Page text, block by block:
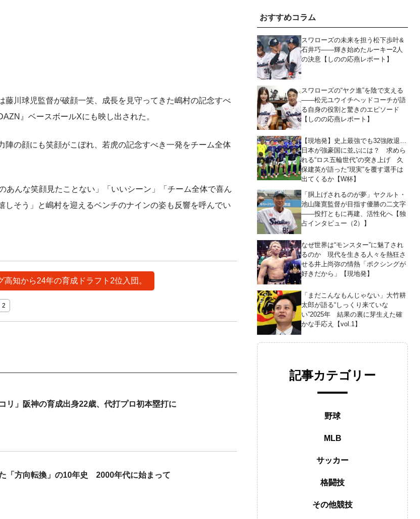
川球児監督が破顔一笑、成長を見守ってきた嶋村の記念すべ
』ベースボールXにも映し出された。
の顔にも笑顔がこぼれ、若虎の記念すべき一発をチーム全体
んな笑顔見たことない」「いいシーン」「チーム全体で喜ん
そう」と嶋村を迎えるベンチのナインの姿も反響を呼んでい
知から24年の育成ドラフト2位入団。
2
リ」阪神の育成出身22歳、代打プロ初本塁打に
「方向転換」の10年史 2000年代に始まって
おすすめコラム
スワローズの未来を担う松下歩叶&
石井巧――輝き始めたルーキー2人
の決意【しのの応燕レポート】
スワローズの“ヤク進”を陰で支える
――松元ユウイチヘッドコーチが語
る自身の役割と驚きのエピソード
【しのの応燕レポート】
【現地発】史上最強でも32強敗退…
日本が強豪国に並ぶには？ 求めら
れる“ロス五輪世代”の突き上げ 久
保建英が語った“現実”を覆す選手は
出てくるか【W杯】
「胴上げされるのが夢」ヤクルト・
池山隆寛監督が目指す優勝の二文字
――投打ともに再建、活性化へ【独
占インタビュー（2）】
なぜ世界は“モンスター”に魅了され
るのか 現代を生きる人々を熱狂さ
せる井上尚弥の情熱「ボクシングが
好きだから」【現地発】
「まだこんなもんじゃない」大竹耕
太郎が語る“しっくり来ていな
い”2025年 結果の裏に芽生えた確
かな手応え【vol.1】
記事カテゴリー
野球
MLB
サッカー
格闘技
その他競技